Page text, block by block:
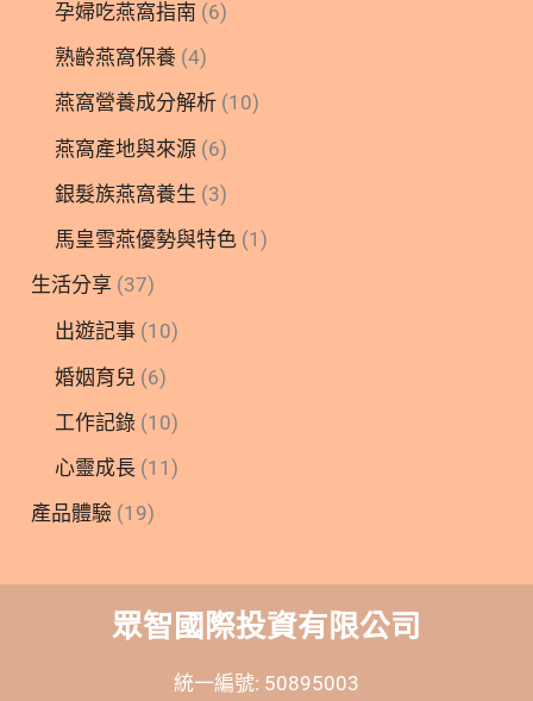
孕婦吃燕窩指南 (6)
熟齡燕窩保養 (4)
燕窩營養成分解析 (10)
燕窩產地與來源 (6)
銀髮族燕窩養生 (3)
馬皇雪燕優勢與特色 (1)
生活分享 (37)
出遊記事 (10)
婚姻育兒 (6)
工作記錄 (10)
心靈成長 (11)
產品體驗 (19)
眾智國際投資有限公司
統一編號: 50895003